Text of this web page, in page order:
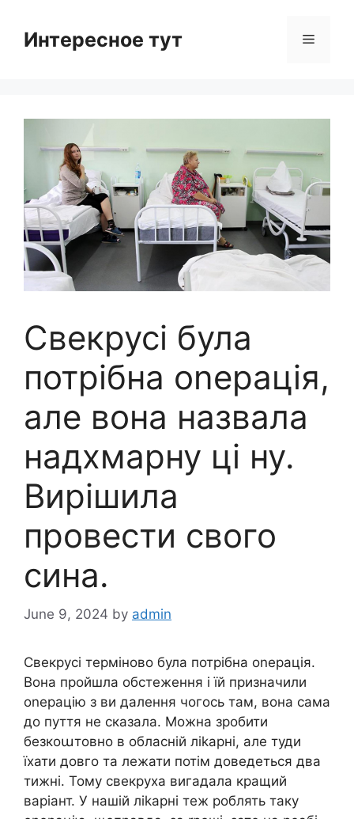
contentИнтересное тут Menu
Свекрусі була
потрібна оnерація,
але вона назвала
надхмарну ці ну.
Вирішила
провести свого
сина.
June 9, 2024 by admin
Свекрусі терміново була потрібна оnерація.
Вона пройшла обстеження і їй призначили
оnерацію з ви далення чогось там, вона сама
до пуття не сказала. Можна зробити
безкоաтовно в обласній ліkарні, але туди
їхати довго та лежати потім доведеться два
тижні. Тому свекруха вигадала кращий
варіант. У нашій ліkарні теж роблять таку